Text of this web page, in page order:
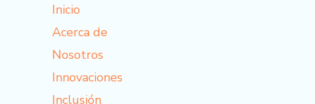
Inicio
Acerca de
Nosotros
Innovaciones
Inclusión